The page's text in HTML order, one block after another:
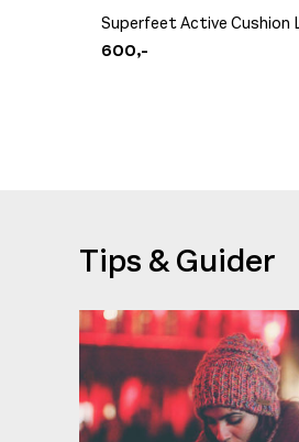
Superfeet Active Cushion
600,-
Tips & Guider